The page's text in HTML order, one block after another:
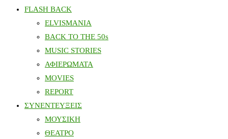
FLASH BACK
ELVISMANIA
BACK TO THE 50s
MUSIC STORIES
ΑΦΙΕΡΩΜΑΤΑ
MOVIES
REPORT
ΣΥΝΕΝΤΕΥΞΕΙΣ
ΜΟΥΣΙΚΗ
ΘΕΑΤΡΟ